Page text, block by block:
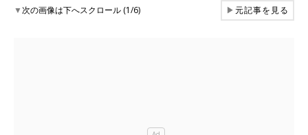
▼次の画像は下へスクロール (1/6) ▶元記事を見る